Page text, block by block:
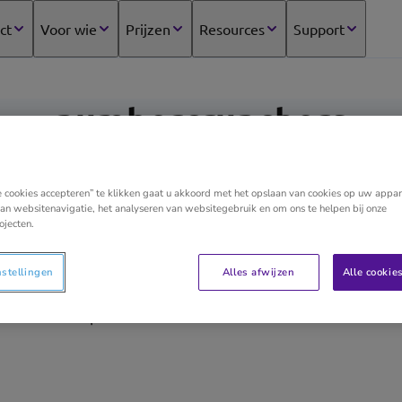
Voor wie Prijzen Resources Support
numbercrunchers
Fiscaal, financieel en bedrijfsadvies op maat van
vennootschappen en middelgrote
voor jou dienst doen als startbasis voor
Wij helpen je daar graag bij. Dat we graag cijfertjes
cookies accepteren” te klikken gaat u akkoord met het opslaan van cookies op uw
websitenavigatie, het analyseren van websitegebruik en om ons te helpen bij onze
Alles afwijzen Alle